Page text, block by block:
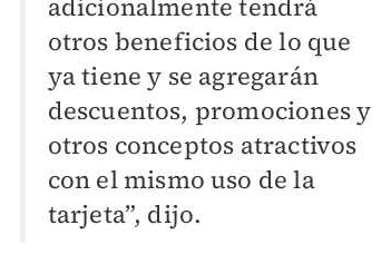
adicionalmente tendrá
otros beneficios de lo que
ya tiene y se agregarán
descuentos, promociones y
otros conceptos atractivos
con el mismo uso de la
tarjeta”, dijo.